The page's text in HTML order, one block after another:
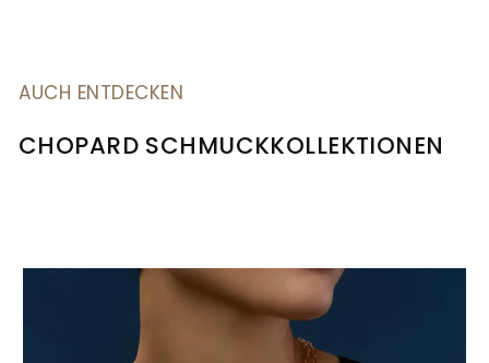
AUCH ENTDECKEN
CHOPARD SCHMUCKKOLLEKTIONEN